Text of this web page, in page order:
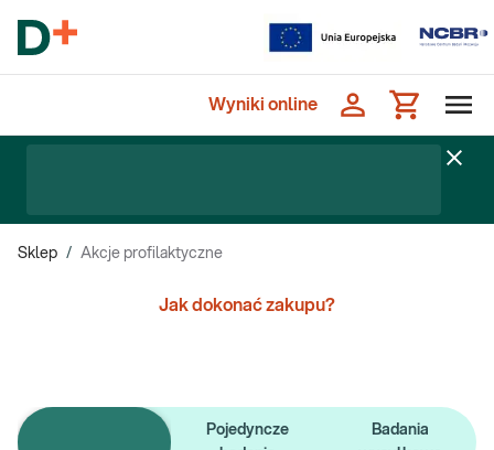
Wyniki online
Sklep / Akcje profilaktyczne
Jak dokonać zakupu?
Pojedyncze
Badania